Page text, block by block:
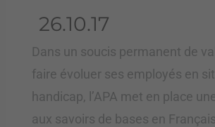
26.10.17
Dans un soucis permanent de
faire évoluer ses employés en
handicap, l’APA met en place
aux savoirs de bases en